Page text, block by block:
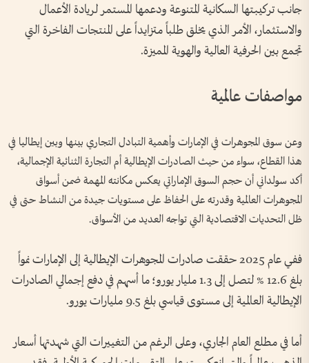
جانب تركيبتها السكانية المتنوعة ودعمها المستمر لريادة الأعمال
والاستثمار، الأمر الذي يخلق طلباً متزايداً على المنتجات الفاخرة التي
تجمع بين الحرفية العالية والهوية المميزة.
مواصفات عالمية
وعن سوق المجوهرات في الإمارات وأهمية التبادل التجاري بينها وبين إيطاليا في
هذا القطاع، سواء من حيث الصادرات الإيطالية أم التجارة الثنائية الإجمالية،
أكد سولداني أن حجم السوق الإماراتي يعكس مكانته المهمة ضمن أسواق
المجوهرات العالمية وقدرته على الحفاظ على مستويات جيدة من النشاط حتى في
ظل التحديات الاقتصادية التي تواجه العديد من الأسواق.
ففي عام 2025 حققت صادرات المجوهرات الإيطالية إلى الإمارات نمواً
بلغ 12.6 % لتصل إلى 1.3 مليار يورو؛ ما أسهم في دفع إجمالي الصادرات
الإيطالية العالمية إلى مستوى قياسي بلغ 9.5 مليارات يورو.
أما في مطلع العام الجاري، وعلى الرغم من التغييرات التي شهدتها أسعار